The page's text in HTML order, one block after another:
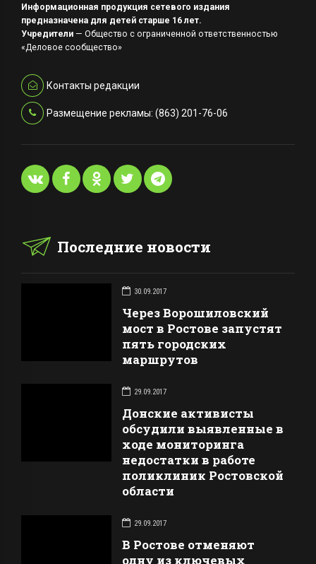
Информационная продукция сетевого издания
предназначена для детей старше 16 лет.
Учредители — Общество с ограниченной ответственностью
«Деловое сообщество»
Контакты редакции
Размещение рекламы: (863) 201-76-06
Последние новости
30.09.2017
Через Ворошиловский
мост в Ростове запустят
пять городских
маршрутов
29.09.2017
Донские активисты
обсудили выявленные в
ходе мониторинга
недостатки в работе
поликлиник Ростовской
области
29.09.2017
В Ростове отменяют
одну из ключевых